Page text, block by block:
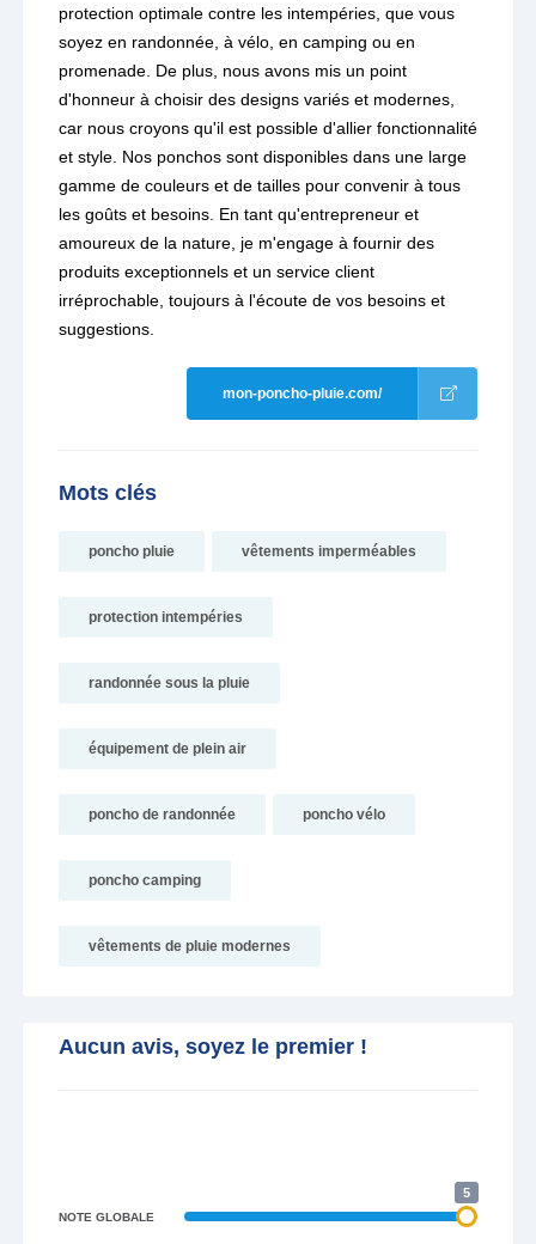
protection optimale contre les intempéries, que vous
soyez en randonnée, à vélo, en camping ou en
promenade. De plus, nous avons mis un point
d'honneur à choisir des designs variés et modernes,
car nous croyons qu'il est possible d'allier fonctionnalité
et style. Nos ponchos sont disponibles dans une large
gamme de couleurs et de tailles pour convenir à tous
les goûts et besoins. En tant qu'entrepreneur et
amoureux de la nature, je m'engage à fournir des
produits exceptionnels et un service client
irréprochable, toujours à l'écoute de vos besoins et
suggestions.
mon-poncho-pluie.com/
Mots clés
poncho pluie vêtements imperméables
protection intempéries
randonnée sous la pluie
équipement de plein air
poncho de randonnée poncho vélo
poncho camping
vêtements de pluie modernes
Aucun avis, soyez le premier !
NOTE GLOBALE
5